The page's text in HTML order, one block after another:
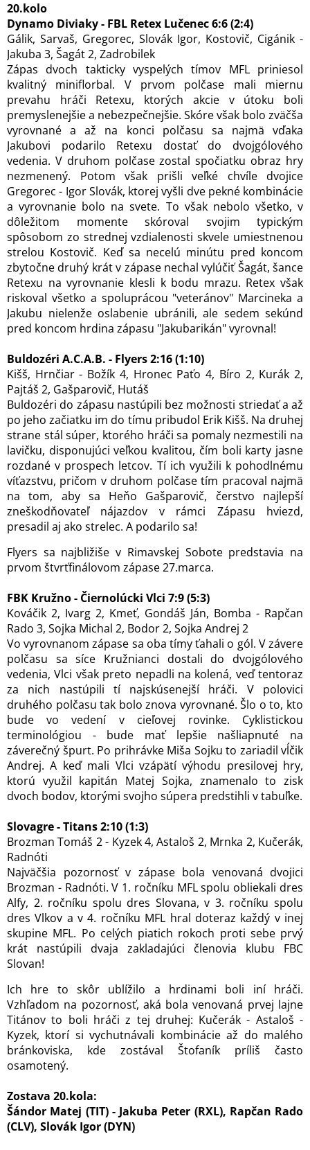
20.kolo
Dynamo Diviaky - FBL Retex Lučenec 6:6 (2:4)
Gálik, Sarvaš, Gregorec, Slovák Igor, Kostovič, Cigánik -
Jakuba 3, Šagát 2, Zadrobilek
Zápas dvoch takticky vyspelých tímov MFL priniesol
kvalitný miniflorbal. V prvom polčase mali miernu
prevahu hráči Retexu, ktorých akcie v útoku boli
premyslenejšie a nebezpečnejšie. Skóre však bolo zväčša
vyrovnané a až na konci polčasu sa najmä vďaka
Jakubovi podarilo Retexu dostať do dvojgólového
vedenia. V druhom polčase zostal spočiatku obraz hry
nezmenený. Potom však prišli veľké chvíle dvojice
Gregorec - Igor Slovák, ktorej vyšli dve pekné kombinácie
a vyrovnanie bolo na svete. To však nebolo všetko, v
dôležitom momente skóroval svojim typickým
spôsobom zo strednej vzdialenosti skvele umiestnenou
strelou Kostovič. Keď sa necelú minútu pred koncom
zbytočne druhý krát v zápase nechal vylúčiť Šagát, šance
Retexu na vyrovnanie klesli k bodu mrazu. Retex však
riskoval všetko a spoluprácou "veteránov" Marcineka a
Jakubu nielenže oslabenie ubránili, ale sedem sekúnd
pred koncom hrdina zápasu "Jakubarikán" vyrovnal!
Buldozéri A.C.A.B. - Flyers 2:16 (1:10)
Kišš, Hrnčiar - Božík 4, Hronec Paťo 4, Bíro 2, Kurák 2,
Pajtáš 2, Gašparovič, Hutáš
Buldozéri do zápasu nastúpili bez možnosti striedať a až
po jeho začiatku im do tímu pribudol Erik Kišš. Na druhej
strane stál súper, ktorého hráči sa pomaly nezmestili na
lavičku, disponujúci veľkou kvalitou, čím boli karty jasne
rozdané v prospech letcov. Tí ich využili k pohodlnému
víťazstvu, pričom v druhom polčase tím pracoval najmä
na tom, aby sa Heňo Gašparovič, čerstvo najlepší
zneškodňovateľ nájazdov v rámci Zápasu hviezd,
presadil aj ako strelec. A podarilo sa!
Flyers sa najbližiše v Rimavskej Sobote predstavia na
prvom štvrťfinálovom zápase 27.marca.
FBK Kružno - Čiernolúcki Vlci 7:9 (5:3)
Kováčik 2, Ivarg 2, Kmeť, Gondáš Ján, Bomba - Rapčan
Rado 3, Sojka Michal 2, Bodor 2, Sojka Andrej 2
Vo vyrovnanom zápase sa oba tímy ťahali o gól. V závere
polčasu sa síce Kružnianci dostali do dvojgólového
vedenia, Vlci však preto nepadli na kolená, veď tentoraz
za nich nastúpili tí najskúsenejší hráči. V polovici
druhého polčasu tak bolo znova vyrovnané. Šlo o to, kto
bude vo vedení v cieľovej rovinke. Cyklistickou
terminológiou - bude mať lepšie našliapnuté na
záverečný špurt. Po prihrávke Miša Sojku to zariadil vĺčik
Andrej. A keď mali Vlci vzápätí výhodu presilovej hry,
ktorú využil kapitán Matej Sojka, znamenalo to zisk
dvoch bodov, ktorými svojho súpera predstihli v tabuľke.
Slovagre - Titans 2:10 (1:3)
Brozman Tomáš 2 - Kyzek 4, Astaloš 2, Mrnka 2, Kučerák,
Radnóti
Najväčšia pozornosť v zápase bola venovaná dvojici
Brozman - Radnóti. V 1. ročníku MFL spolu obliekali dres
Alfy, 2. ročníku spolu dres Slovana, v 3. ročníku spolu
dres Vlkov a v 4. ročníku MFL hral doteraz každý v inej
skupine MFL. Po celých piatich rokoch proti sebe prvý
krát nastúpili dvaja zakladajúci členovia klubu FBC
Slovan!
Ich hre to skôr ublížilo a hrdinami boli iní hráči.
Vzhľadom na pozornosť, aká bola venovaná prvej lajne
Titánov to boli hráči z tej druhej: Kučerák - Astaloš -
Kyzek, ktorí si vychutnávali kombinácie až do malého
bránkoviska, kde zostával Štofaník príliš často
osamotený.
Zostava 20.kola:
Šándor Matej (TIT) - Jakuba Peter (RXL), Rapčan Rado
(CLV), Slovák Igor (DYN)